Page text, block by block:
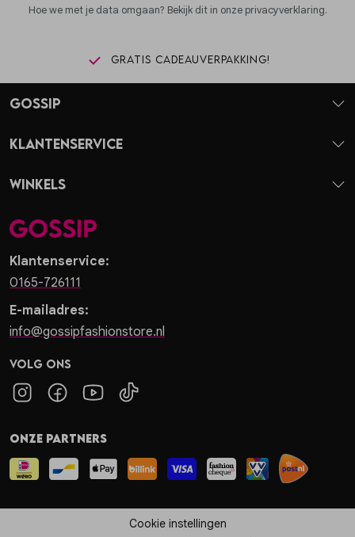
Hoe we met je data omgaan? Bekijk dit in onze privacyverklaring.
Gratis cadeauverpakking!
Klantenservice:
0165-726111
E-mailadres:
info@gossipfashionstore.nl
Volg ons
Gossip
Klantenservice
Winkels
Onze partners
Cookie instellingen